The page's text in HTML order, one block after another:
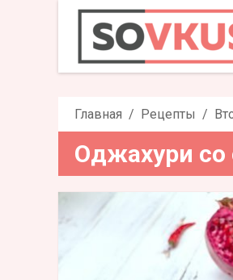
Главная Рецепты
Оджахури со